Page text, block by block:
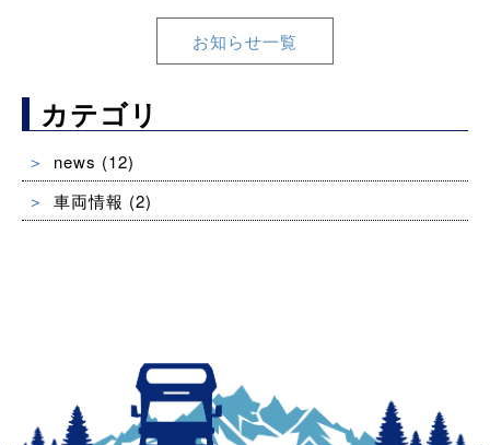
お知らせ一覧
カテゴリ
news (12)
車両情報 (2)